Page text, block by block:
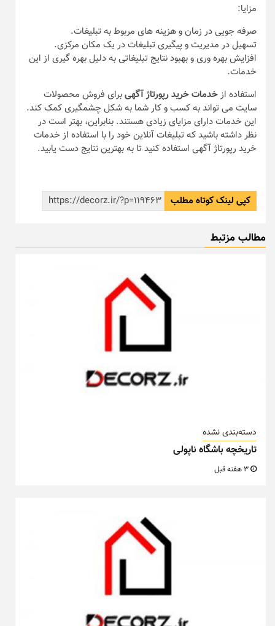
مزایا:
صرفه‌ جویی در زمان و هزینه‌ های مربوط به تبلیغات.
تسهیل در مدیریت و پیگیری تبلیغات در یک مکان مرکزی.
افزایش بهره‌ وری و بهبود نتایج تبلیغاتی به دلیل بهره‌ گیری از این
خدمات.
استفاده ازخدمات خرید رپورتاژ آگهیبرای فروش محصولات
سایت می‌ تواند به کسب و کار شما به شکل چشمگیری کمک کند.
این خدمات دارای مزایای زیادی هستند. بنابراین، بهتر است در
نظر داشته باشید که تبلیغات آنلاین خود را با استفاده از خدمات
خرید رپورتاژ آگهی استفاده کنید تا به بهترین نتایج دست یابید.
کپی لینک کوتاه مطلب
مطالب مزتبط
دسته‌بندی نشده
تاریخچه باشگاه ناپولی